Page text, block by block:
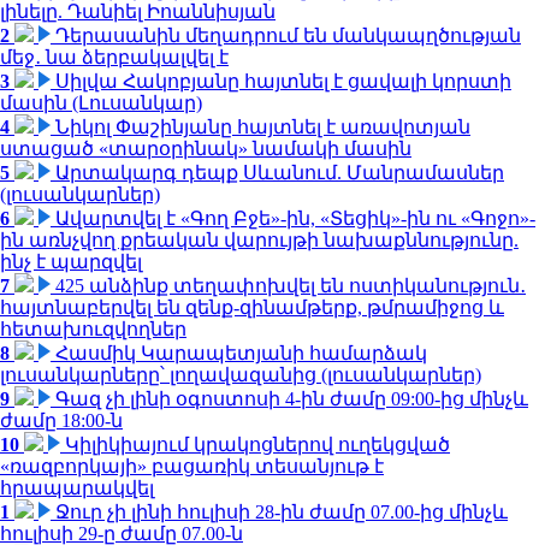
լինելը. Դանիել Իոաննիսյան
2
Դերասանին մեղադրում են մանկապղծության
մեջ․ նա ձերբակալվել է
3
Սիլվա Հակոբյանը հայտնել է ցավալի կորստի
մասին (Լուսանկար)
4
Նիկոլ Փաշինյանը հայտնել է առավոտյան
ստացած «տարօրինակ» նամակի մասին
5
Արտակարգ դեպք Սևանում. Մանրամասներ
(լուսանկարներ)
6
Ավարտվել է «Գող Բջե»-ին, «Տեցիկ»-ին ու «Գոջո»-
ին առնչվող քրեական վարույթի նախաքննությունը.
ինչ է պարզվել
7
425 անձինք տեղափոխվել են ոստիկանություն․
հայտնաբերվել են զենք-զինամթերք, թմրամիջոց և
հետախուզվողներ
8
Հասմիկ Կարապետյանի համարձակ
լուսանկարները՝ լողավազանից (լուսանկարներ)
9
Գազ չի լինի օգոստոսի 4-ին ժամը 09:00-ից մինչև
ժամը 18:00-ն
10
Կիլիկիայում կրակոցներով ուղեկցված
«ռազբորկայի» բացառիկ տեսանյութ է
հրապարակվել
1
Ջուր չի լինի հուլիսի 28-ին ժամը 07.00-ից մինչև
հուլիսի 29-ը ժամը 07.00-ն